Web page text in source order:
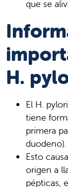
que se
H.
El H.
tiene
primera
duodeno).
Esto
origen a
pépticas,